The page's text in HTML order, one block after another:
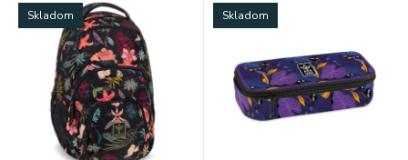
Skladom Skladom